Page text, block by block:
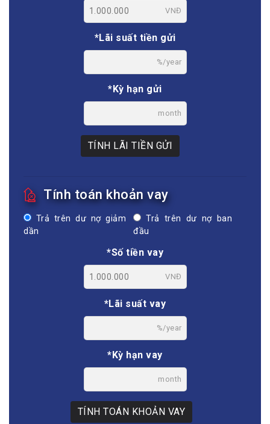
VNĐ
*Lãi suất tiền gửi
%/year
*Kỳ hạn gửi
month
TÍNH LÃI TIỀN GỬI
Tính toán khoản vay
Trả trên dư nợ giảm
dần
Trả trên dư nợ ban
đầu
*Số tiền vay
VNĐ
*Lãi suất vay
%/year
*Kỳ hạn vay
month
TÍNH TOÁN KHOẢN VAY